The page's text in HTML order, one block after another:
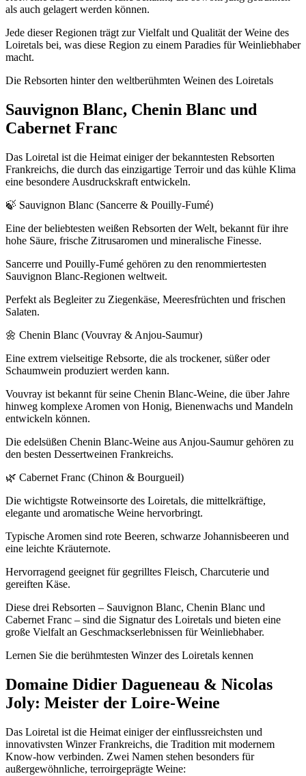
als auch gelagert werden können.
Jede dieser Regionen trägt zur Vielfalt und Qualität der Weine des
Loiretals bei, was diese Region zu einem Paradies für Weinliebhaber
macht.
Die Rebsorten hinter den weltberühmten Weinen des Loiretals
Sauvignon Blanc, Chenin Blanc und
Cabernet Franc
Das Loiretal ist die Heimat einiger der bekanntesten Rebsorten
Frankreichs, die durch das einzigartige Terroir und das kühle Klima
eine besondere Ausdruckskraft entwickeln.
🍃 Sauvignon Blanc (Sancerre & Pouilly-Fumé)
Eine der beliebtesten weißen Rebsorten der Welt, bekannt für ihre
hohe Säure, frische Zitrusaromen und mineralische Finesse.
Sancerre und Pouilly-Fumé gehören zu den renommiertesten
Sauvignon Blanc-Regionen weltweit.
Perfekt als Begleiter zu Ziegenkäse, Meeresfrüchten und frischen
Salaten.
🌼 Chenin Blanc (Vouvray & Anjou-Saumur)
Eine extrem vielseitige Rebsorte, die als trockener, süßer oder
Schaumwein produziert werden kann.
Vouvray ist bekannt für seine Chenin Blanc-Weine, die über Jahre
hinweg komplexe Aromen von Honig, Bienenwachs und Mandeln
entwickeln können.
Die edelsüßen Chenin Blanc-Weine aus Anjou-Saumur gehören zu
den besten Dessertweinen Frankreichs.
🌿 Cabernet Franc (Chinon & Bourgueil)
Die wichtigste Rotweinsorte des Loiretals, die mittelkräftige,
elegante und aromatische Weine hervorbringt.
Typische Aromen sind rote Beeren, schwarze Johannisbeeren und
eine leichte Kräuternote.
Hervorragend geeignet für gegrilltes Fleisch, Charcuterie und
gereiften Käse.
Diese drei Rebsorten – Sauvignon Blanc, Chenin Blanc und
Cabernet Franc – sind die Signatur des Loiretals und bieten eine
große Vielfalt an Geschmackserlebnissen für Weinliebhaber.
Lernen Sie die berühmtesten Winzer des Loiretals kennen
Domaine Didier Dagueneau & Nicolas
Joly: Meister der Loire-Weine
Das Loiretal ist die Heimat einiger der einflussreichsten und
innovativsten Winzer Frankreichs, die Tradition mit modernem
Know-how verbinden. Zwei Namen stehen besonders für
außergewöhnliche, terroirgeprägte Weine: